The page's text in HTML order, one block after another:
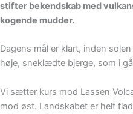
stifter bekendskab med
kogende mudder.
Dagens mål er klart, inden
høje, sneklædte bjerge, som i
Vi sætter kurs mod Lassen
mod øst. Landskabet er helt